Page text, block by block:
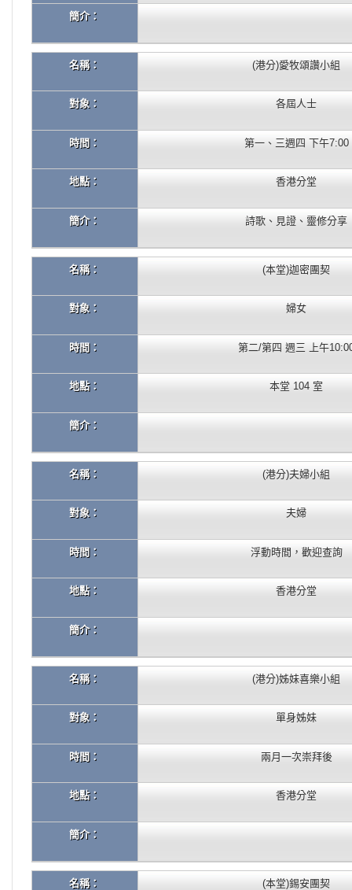
簡介：
名稱： (港分)愛牧頌讚小組
對象： 各屆人士
時間： 第一、三週四 下午7:00
地點： 香港分堂
簡介： 詩歌、見證、靈修分享
名稱： (本堂)迦密團契
對象： 婦女
時間： 第二/第四 週三 上午
地點： 本堂 104 室
簡介：
名稱： (港分)夫婦小組
對象： 夫婦
時間： 浮動時間，歡迎查詢
地點： 香港分堂
簡介：
名稱： (港分)姊妹喜樂小組
對象： 單身姊妹
時間： 兩月一次崇拜後
地點： 香港分堂
簡介：
名稱： (本堂)錫安團契